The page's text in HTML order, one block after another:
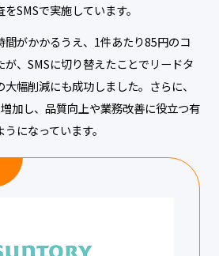
SMSで実施しています。
がかかるうえ、1件あたり85円のコ
、SMSに切り替えたことでリードタ
幅削減にも成功しました。さらに、
加し、品質向上や業務改善に役立つ有
になっています。